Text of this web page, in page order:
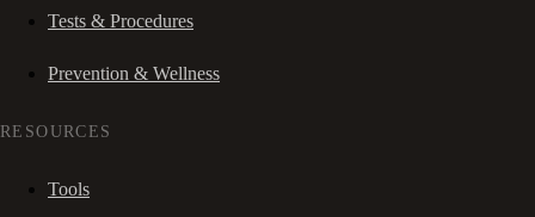
Tests & Procedures
Prevention & Wellness
RESOURCES
Tools